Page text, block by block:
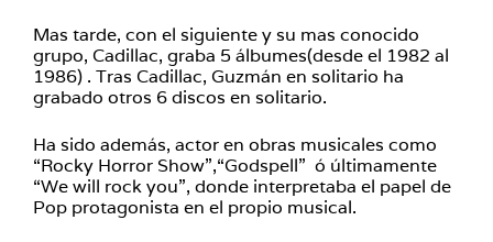
Mas tarde, con el siguiente y su mas conocido
grupo, Cadillac, graba 5 álbumes(desde el 1982 al
1986) . Tras Cadillac, Guzmán en solitario ha
grabado otros 6 discos en solitario.
Ha sido además, actor en obras musicales como
“Rocky Horror Show”,“Godspell” ó últimamente
“We will rock you”, donde interpretaba el papel de
Pop protagonista en el propio musical.